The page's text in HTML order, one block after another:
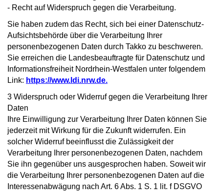
- Recht auf Widerspruch gegen die Verarbeitung.
Sie haben zudem das Recht, sich bei einer Datenschutz-
Aufsichtsbehörde über die Verarbeitung Ihrer
personenbezogenen Daten durch Takko zu beschweren.
Sie erreichen die Landesbeauftragte für Datenschutz und
Informationsfreiheit Nordrhein-Westfalen unter folgendem
Link: https://www.ldi.nrw.de.
3 Widerspruch oder Widerruf gegen die Verarbeitung Ihrer
Daten
Ihre Einwilligung zur Verarbeitung Ihrer Daten können Sie
jederzeit mit Wirkung für die Zukunft widerrufen. Ein
solcher Widerruf beeinflusst die Zulässigkeit der
Verarbeitung Ihrer personenbezogenen Daten, nachdem
Sie ihn gegenüber uns ausgesprochen haben. Soweit wir
die Verarbeitung Ihrer personenbezogenen Daten auf die
Interessenabwägung nach Art. 6 Abs. 1 S. 1 lit. f DSGVO